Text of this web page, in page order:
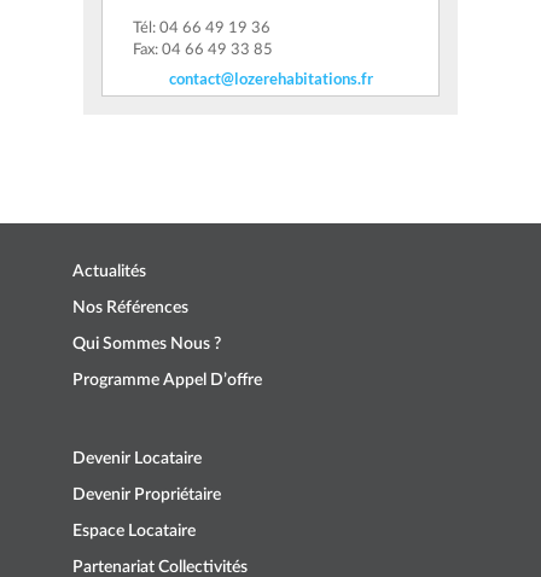
Tél: 04 66 49 19 36
Fax: 04 66 49 33 85
contact@lozerehabitations.fr
Actualités
Nos Références
Qui Sommes Nous ?
Programme Appel D’offre
Devenir Locataire
Devenir Propriétaire
Espace Locataire
Partenariat Collectivités